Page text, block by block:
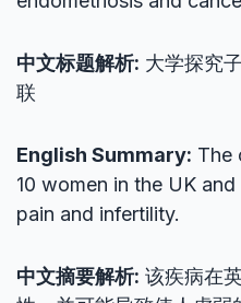
中文标题解析: 大学探究
联
English Summary: The
10 women in the UK
pain and infertility.
中文摘要解析: 该疾病在